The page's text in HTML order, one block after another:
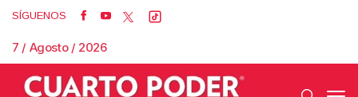
SÍGUENOS
7 / Agosto / 2026